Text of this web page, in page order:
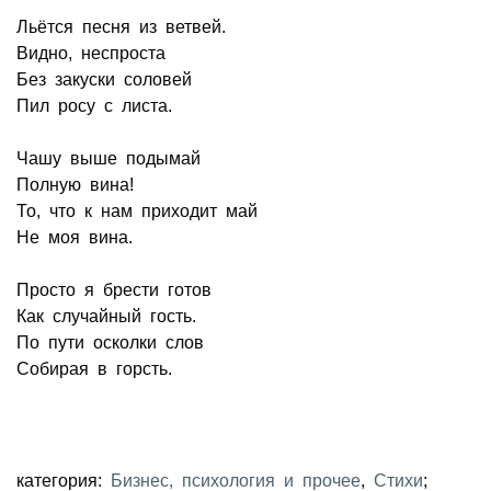
Льётся песня из ветвей.
Видно, неспроста
Без закуски соловей
Пил росу с листа.
Чашу выше подымай
Полную вина!
То, что к нам приходит май
Не моя вина.
Просто я брести готов
Как случайный гость.
По пути осколки слов
Собирая в горсть.
категория: Бизнес, психология и прочее, Стихи;